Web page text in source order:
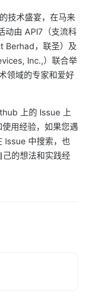
技术盛宴，在马来
动由 API7（支流科
Berhad，联圣）及
Inc.,）联合举
领域的专家和爱好
上的 Issue 上
用经验，如果您遇
Issue 中搜索，也
的想法和实践经